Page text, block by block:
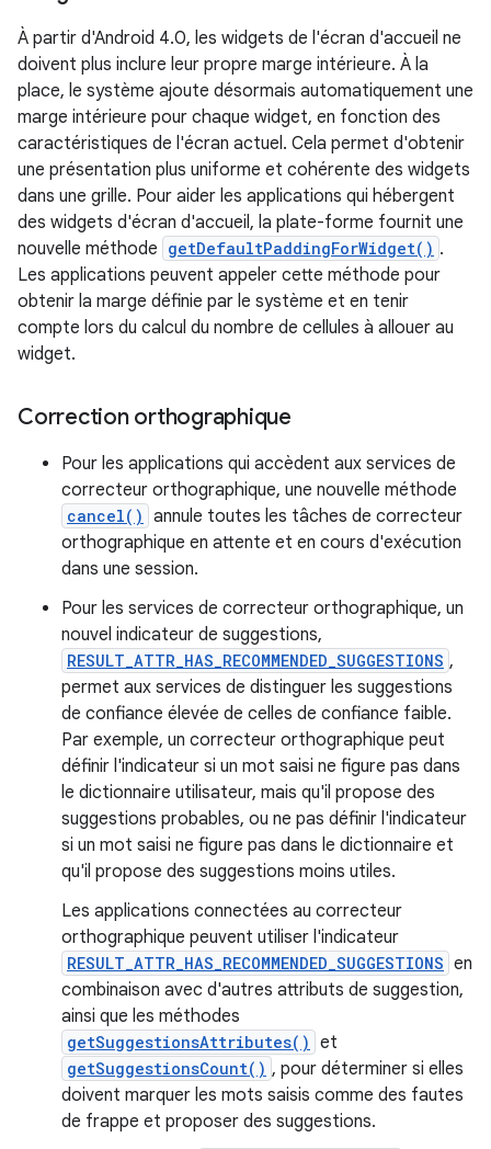
À partir d'Android 4.0, les widgets de l'écran d'accueil ne
doivent plus inclure leur propre marge intérieure. À la
place, le système ajoute désormais automatiquement une
marge intérieure pour chaque widget, en fonction des
caractéristiques de l'écran actuel. Cela permet d'obtenir
une présentation plus uniforme et cohérente des widgets
dans une grille. Pour aider les applications qui hébergent
des widgets d'écran d'accueil, la plate-forme fournit une
nouvelle méthode getDefaultPaddingForWidget() .
Les applications peuvent appeler cette méthode pour
obtenir la marge définie par le système et en tenir
compte lors du calcul du nombre de cellules à allouer au
widget.
Correction orthographique
Pour les applications qui accèdent aux services de
correcteur orthographique, une nouvelle méthode
cancel() annule toutes les tâches de correcteur
orthographique en attente et en cours d'exécution
dans une session.
Pour les services de correcteur orthographique, un
nouvel indicateur de suggestions,
RESULT_ATTR_HAS_RECOMMENDED_SUGGESTIONS ,
permet aux services de distinguer les suggestions
de confiance élevée de celles de confiance faible.
Par exemple, un correcteur orthographique peut
définir l'indicateur si un mot saisi ne figure pas dans
le dictionnaire utilisateur, mais qu'il propose des
suggestions probables, ou ne pas définir l'indicateur
si un mot saisi ne figure pas dans le dictionnaire et
qu'il propose des suggestions moins utiles.
Les applications connectées au correcteur
orthographique peuvent utiliser l'indicateur
RESULT_ATTR_HAS_RECOMMENDED_SUGGESTIONS en
combinaison avec d'autres attributs de suggestion,
ainsi que les méthodes
getSuggestionsAttributes() et
getSuggestionsCount() , pour déterminer si elles
doivent marquer les mots saisis comme des fautes
de frappe et proposer des suggestions.